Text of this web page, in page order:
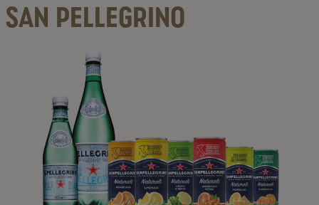
SAN PELLEGRINO